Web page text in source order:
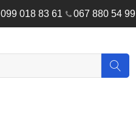
099 018 83 61 067 880 54 99